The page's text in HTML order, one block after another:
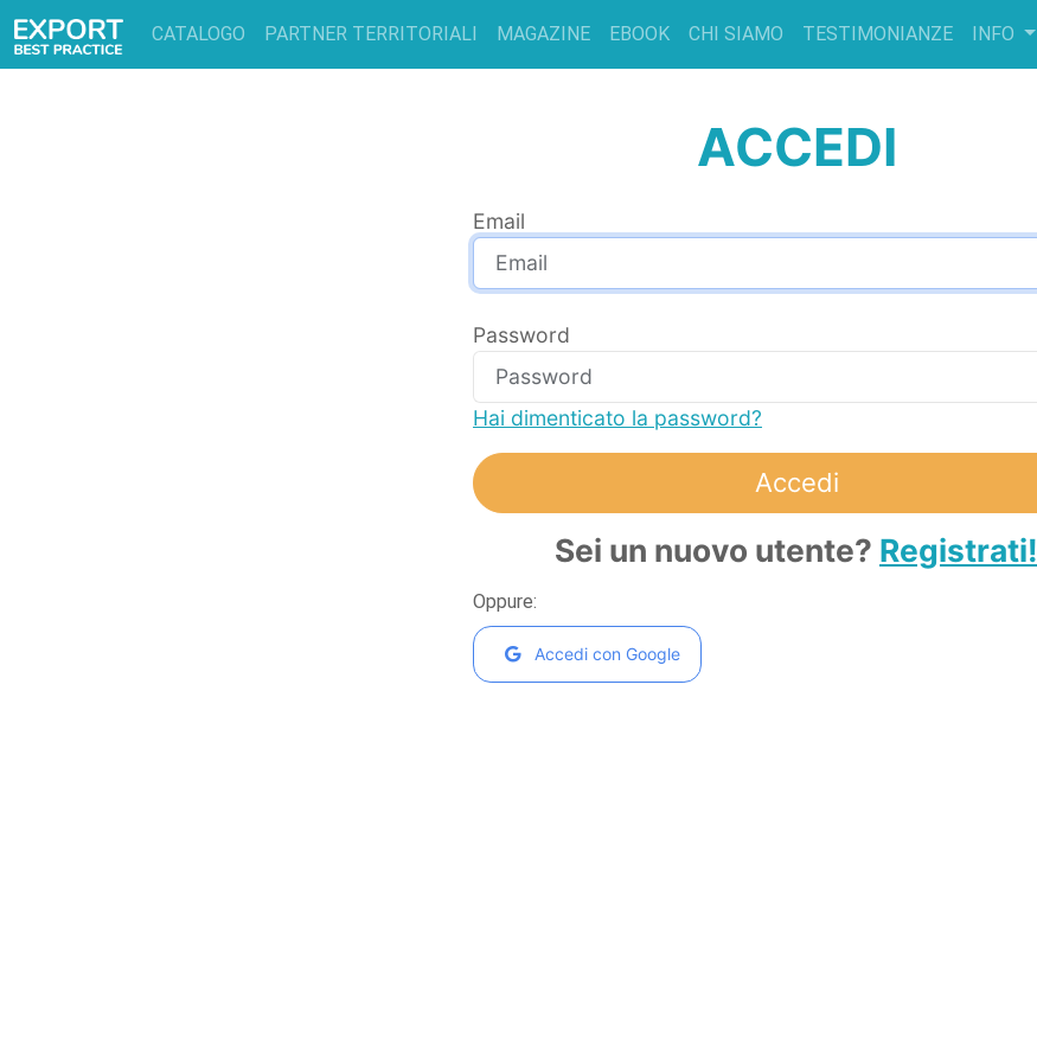
CATALOGO PARTNER TERRITORIALI MAGAZINE EBOOK CHI SIAMO TESTIMONIANZE INFO
ACCEDI
Email
Password
Hai dimenticato la password?
Accedi
Sei un nuovo utente? Registrati!
Oppure:
Accedi con Google